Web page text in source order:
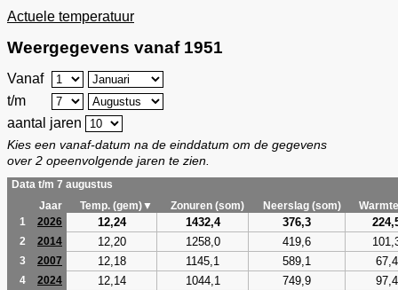
Actuele temperatuur
Weergegevens vanaf 1951
Vanaf
t/m
aantal jaren
Kies een vanaf-datum na de einddatum om de gegevens
over 2 opeenvolgende jaren te zien.
Data t/m 7 augustus
Jaar
Temp. (gem)▼ Zonuren (som) Neerslag (som)
1
2026 12,24 1432,4 376,3
2 2014 12,20 1258,0 419,6
3 2007 12,18 1145,1 589,1 67,4
4 2024 12,14 1044,1 749,9 97,4